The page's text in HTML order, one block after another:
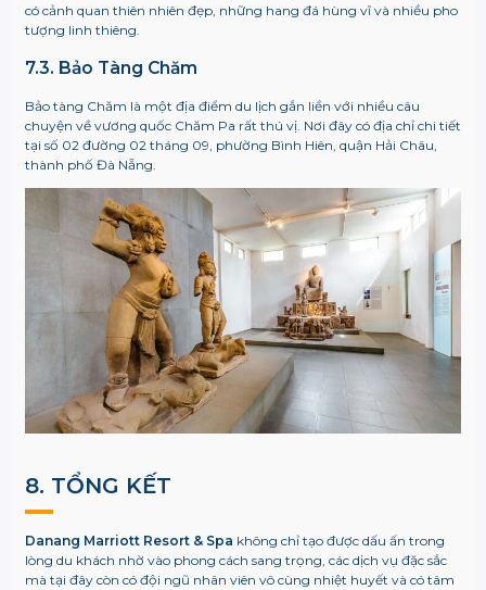
có cảnh quan thiên nhiên đẹp, những hang đá hùng vĩ và nhiều pho
tượng linh thiêng.
7.3. Bảo Tàng Chăm
Bảo tàng Chăm là một địa điểm du lịch gắn liền với nhiều câu
chuyện về vương quốc Chăm Pa rất thú vị. Nơi đây có địa chỉ chi tiết
tại số 02 đường 02 tháng 09, phường Bình Hiên, quận Hải Châu,
thành phố Đà Nẵng.
8. TỔNG KẾT
Danang Marriott Resort & Spa không chỉ tạo được dấu ấn trong
lòng du khách nhờ vào phong cách sang trọng, các dịch vụ đặc sắc
mà tại đây còn có đội ngũ nhân viên vô cùng nhiệt huyết và có tâm